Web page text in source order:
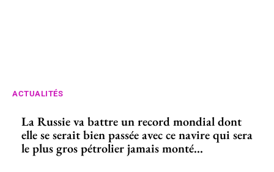
ACTUALITÉS
La Russie va battre un record mondial dont
elle se serait bien passée avec ce navire qui sera
le plus gros pétrolier jamais monté...